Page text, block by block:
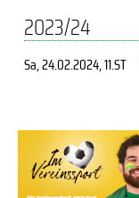
2023/24
Sa, 24.02.2024, 11.ST